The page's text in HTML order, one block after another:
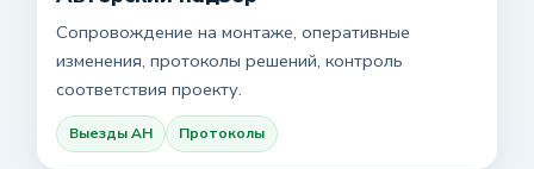
Сопровождение на монтаже, оперативные
изменения, протоколы решений, контроль
соответствия проекту.
Выезды АН Протоколы